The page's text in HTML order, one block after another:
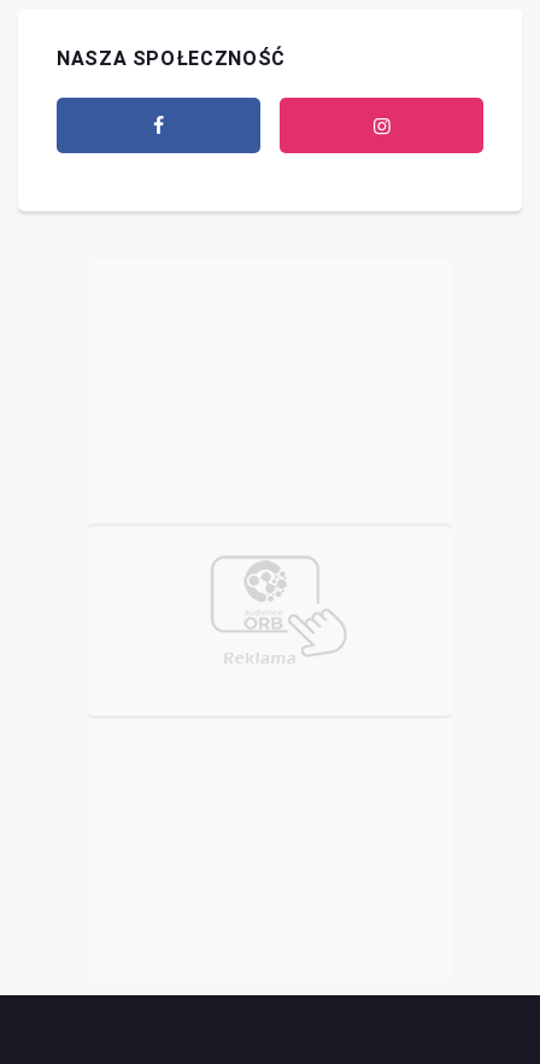
NASZA SPOŁECZNOŚĆ